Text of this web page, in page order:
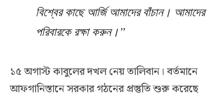
বিশ্বের কাছে আর্জি আমাদের বাঁচান। আমাদের
পরিবারকে রক্ষা করুন।”
১৫ অগাস্ট কাবুলের দখল নেয় তালিবান। বর্তমানে
আফগানিস্তানে সরকার গঠনের প্রস্তুতি শুরু করেছে